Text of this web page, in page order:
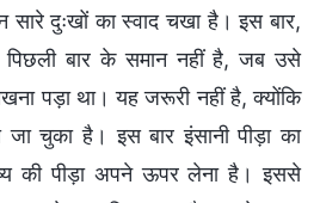
दुःखों का स्वाद चखा है। इस बार,
पिछली बार के समान नहीं है, जब उसे
पड़ा था। यह जरूरी नहीं है, क्योंकि
चुका है। इस बार इंसानी पीड़ा का
की पीड़ा अपने ऊपर लेना है। इससे